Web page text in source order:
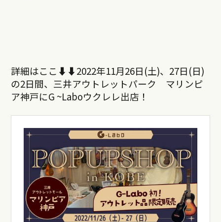
詳細はここ⬇︎⬇︎2022年11月26日(土)、27日(日)
の2日間、三井アウトレットパーク マリンピ
ア神戸にG ~Laboウクレレ出店！